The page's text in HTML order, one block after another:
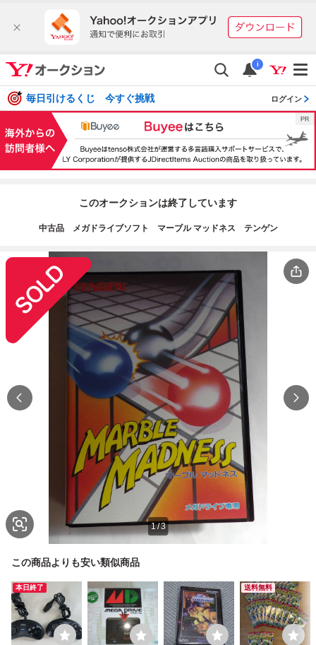
i
毎日引けるくじ 今すぐ挑戦 ログイン
このオークションは終了しています
中古品 メガドライブソフト マーブル マッドネス テンゲン
1/3
この商品よりも安い類似商品
本日終了 送料無料